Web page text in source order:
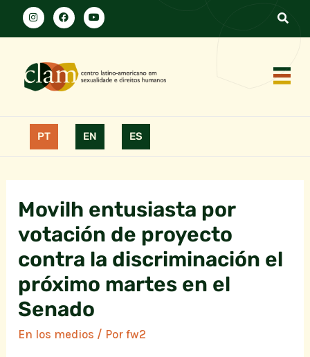
PT EN ES
Movilh entusiasta por
votación de proyecto
contra la discriminación el
próximo martes en el
Senado
En los medios / Porfw2